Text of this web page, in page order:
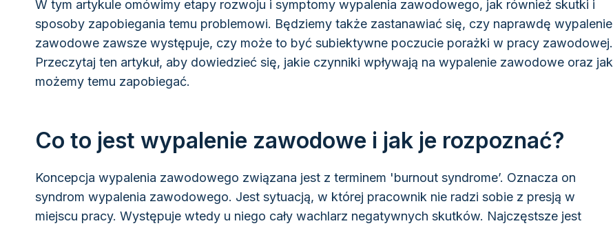
W tym artykule omówimy etapy rozwoju i symptomy wypalenia zawodowego, jak również skutki i
sposoby zapobiegania temu problemowi. Będziemy także zastanawiać się, czy naprawdę wypalenie
zawodowe zawsze występuje, czy może to być subiektywne poczucie porażki w pracy zawodowej.
Przeczytaj ten artykuł, aby dowiedzieć się, jakie czynniki wpływają na wypalenie zawodowe oraz jak
możemy temu zapobiegać.
Co to jest wypalenie zawodowe i jak je rozpoznać?
Koncepcja wypalenia zawodowego związana jest z terminem 'burnout syndrome’. Oznacza on
syndrom wypalenia zawodowego. Jest sytuacją, w której pracownik nie radzi sobie z presją w
miejscu pracy. Występuje wtedy u niego cały wachlarz negatywnych skutków. Najczęstsze jest